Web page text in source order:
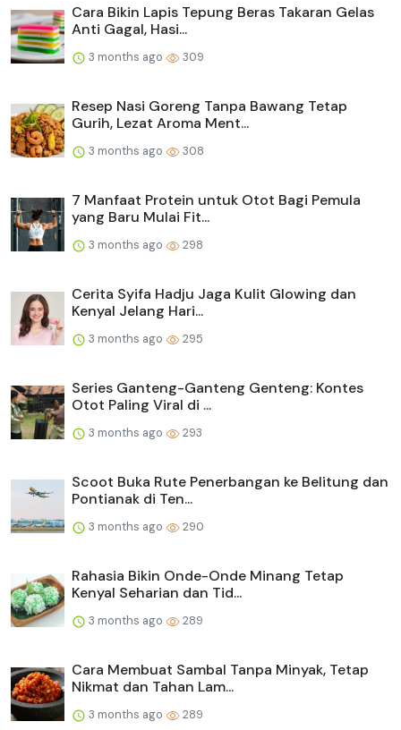
Cara Bikin Lapis Tepung Beras Takaran Gelas
Anti Gagal, Hasi...
3 months ago 309
Resep Nasi Goreng Tanpa Bawang Tetap
Gurih, Lezat Aroma Ment...
3 months ago 308
7 Manfaat Protein untuk Otot Bagi Pemula
yang Baru Mulai Fit...
3 months ago 298
Cerita Syifa Hadju Jaga Kulit Glowing dan
Kenyal Jelang Hari...
3 months ago 295
Series Ganteng-Ganteng Genteng: Kontes
Otot Paling Viral di ...
3 months ago 293
Scoot Buka Rute Penerbangan ke Belitung dan
Pontianak di Ten...
3 months ago 290
Rahasia Bikin Onde-Onde Minang Tetap
Kenyal Seharian dan Tid...
3 months ago 289
Cara Membuat Sambal Tanpa Minyak, Tetap
Nikmat dan Tahan Lam...
3 months ago 289